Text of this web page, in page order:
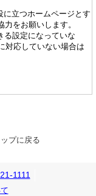
立つホームページとす
力をお願いします。
る設定になっていな
対応していない場合は
ップに戻る
1111